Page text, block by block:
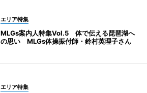
エリア特集
MLGs案内人特集Vol.5 体で伝える琵琶湖へ
の思い MLGs体操振付師・鈴村英理子さん
エリア特集